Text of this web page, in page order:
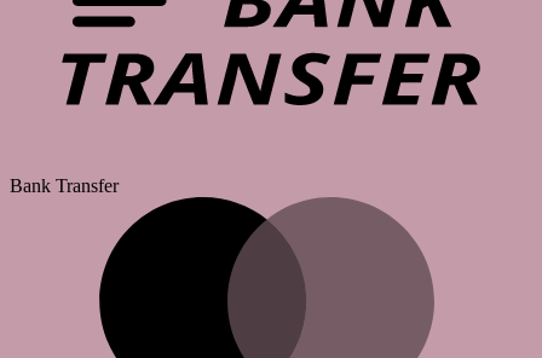
Bank Transfer